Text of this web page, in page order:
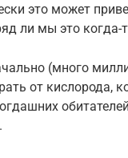
это может
ли мы это
(много
от кислорода,